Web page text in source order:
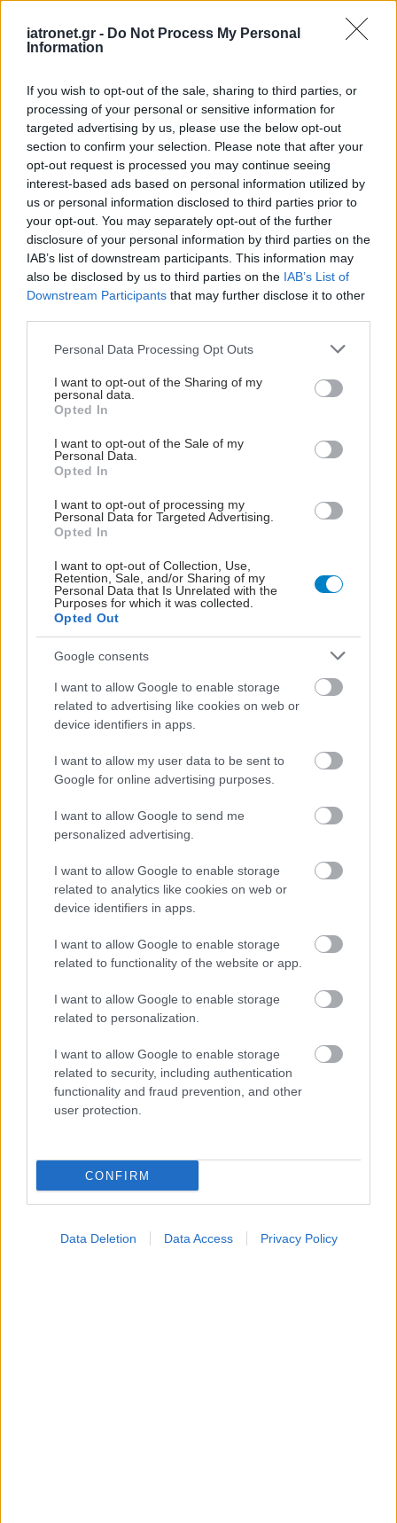
iatronet.gr - Do Not Process My Personal
Information
If you wish to opt-out of the sale, sharing to third parties, or
processing of your personal or sensitive information for
targeted advertising by us, please use the below opt-out
section to confirm your selection. Please note that after your
opt-out request is processed you may continue seeing
interest-based ads based on personal information utilized by
us or personal information disclosed to third parties prior to
your opt-out. You may separately opt-out of the further
disclosure of your personal information by third parties on the
IAB’s list of downstream participants. This information may
also be disclosed by us to third parties on the IAB’s List of
Downstream Participants that may further disclose it to other
Please note that this website/app uses one or more Google
not limited to your visit or usage behaviour. You may click to
grant or deny consent to Google and its third-party tags to
use your data for below specified purposes in below Google
consent section.
Personal Data Processing Opt Outs
I want to opt-out of the Sharing of my
personal data.
Opted In
I want to opt-out of the Sale of my
Personal Data.
Opted In
I want to opt-out of processing my
Personal Data for Targeted Advertising.
Opted In
I want to opt-out of Collection, Use,
Retention, Sale, and/or Sharing of my
Personal Data that Is Unrelated with the
Purposes for which it was collected.
Opted Out
Google consents
I want to allow Google to enable storage
related to advertising like cookies on web or
device identifiers in apps.
I want to allow my user data to be sent to
Google for online advertising purposes.
I want to allow Google to send me
personalized advertising.
I want to allow Google to enable storage
related to analytics like cookies on web or
device identifiers in apps.
I want to allow Google to enable storage
related to functionality of the website or app.
I want to allow Google to enable storage
related to personalization.
I want to allow Google to enable storage
related to security, including authentication
functionality and fraud prevention, and other
user protection.
CONFIRM
Data Deletion Data Access Privacy Policy
ΔΙΑΒΑΣΤΕ ΑΚΟΜΑ
Δαφνί - καταγγελία:
Γέμισαν τα κρεβάτια από
το μεσημέρι της χθεσινής
εφημερίας
την ακούσια νοσηλεία
Δαφνί - καταγγελία:
Ασθενείς μεταφέρονται
ΟΟΣΑ: Ένας στους πέντε
Ευρωπαίους πάσχει από
ψυχική διαταραχή
Σύλλογος εργαζομένων
ΨΝΑ: Ο θάνατος
προσωπικού
Δαφνί: Νεκρός τρόφιμος
άλλος νοσηλευόμενος
ΔΕΙΤΕ ΕΠΙΣΗΣ